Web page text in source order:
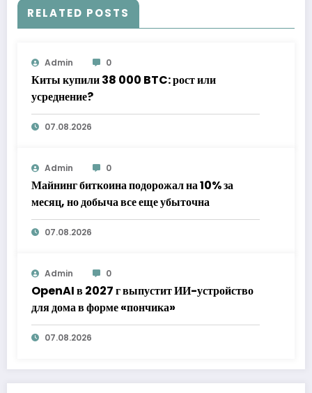
RELATED POSTS
Admin 0
Киты купили 38 000 BTC: рост или
усреднение?
07.08.2026
Admin 0
Майнинг биткоина подорожал на 10% за
месяц, но добыча все еще убыточна
07.08.2026
Admin 0
OpenAI в 2027 г выпустит ИИ-устройство
для дома в форме «пончика»
07.08.2026